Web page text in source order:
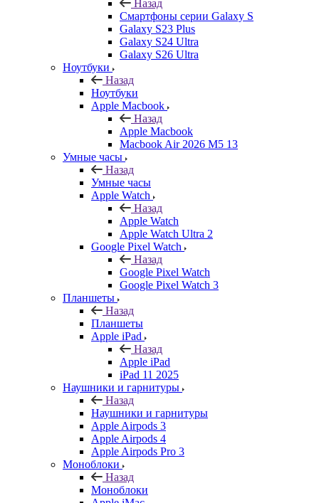
Назад
Смартфоны серии Galaxy S
Galaxy S23 Plus
Galaxy S24 Ultra
Galaxy S26 Ultra
Ноутбуки
Назад
Ноутбуки
Apple Macbook
Назад
Apple Macbook
Macbook Air 2026 M5 13
Умные часы
Назад
Умные часы
Apple Watch
Назад
Apple Watch
Apple Watch Ultra 2
Google Pixel Watch
Назад
Google Pixel Watch
Google Pixel Watch 3
Планшеты
Назад
Планшеты
Apple iPad
Назад
Apple iPad
iPad 11 2025
Наушники и гарнитуры
Назад
Наушники и гарнитуры
Apple Airpods 3
Apple Airpods 4
Apple Airpods Pro 3
Моноблоки
Назад
Моноблоки